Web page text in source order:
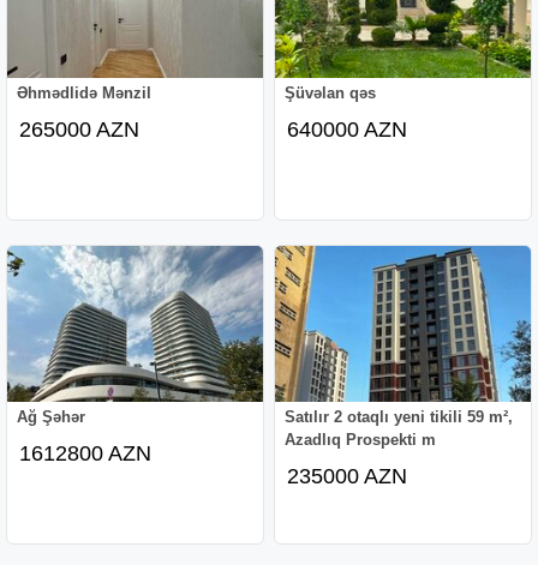
Əhmədlidə Mənzil
265000 AZN
Şüvəlan qəs
640000 AZN
Ağ Şəhər
1612800 AZN
Satılır 2 otaqlı yeni tikili 59 m²,
Azadlıq Prospekti m
235000 AZN